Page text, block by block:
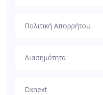
Πολιτική Απορρήτου
Διασημότητα
Dxnext